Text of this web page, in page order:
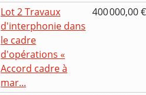
Lot 2 Travaux
d'interphonie dans
le cadre
d'opérations «
Accord cadre à
mar...
400 000,00 €